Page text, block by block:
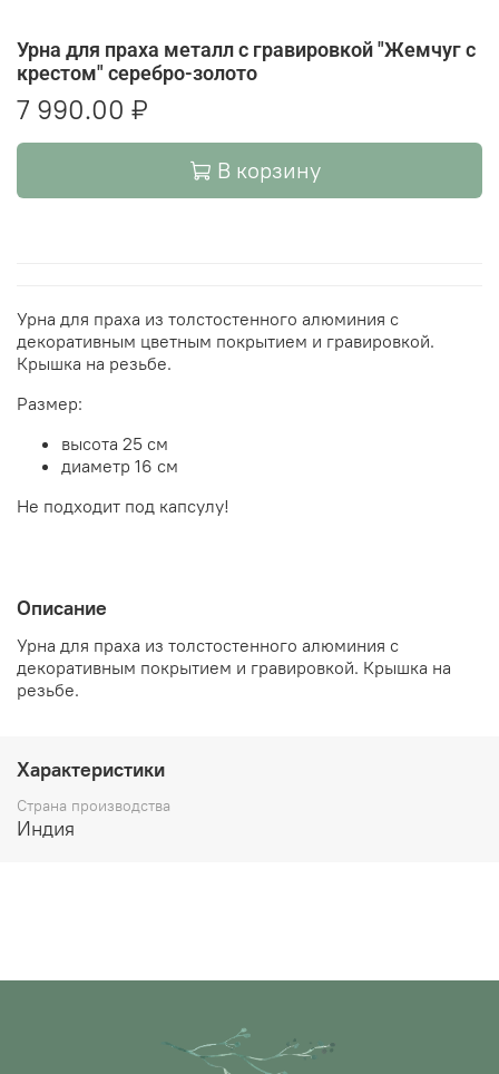
Урна для праха металл с гравировкой "Жемчуг с
крестом" серебро-золото
7 990.00 ₽
В корзину
Урна для праха из толстостенного алюминия с
декоративным цветным покрытием и гравировкой.
Крышка на резьбе.
Размер:
высота 25 см
диаметр 16 см
Не подходит под капсулу!
Описание
Урна для праха из толстостенного алюминия с
декоративным покрытием и гравировкой. Крышка на
резьбе.
Характеристики
Страна производства
Индия